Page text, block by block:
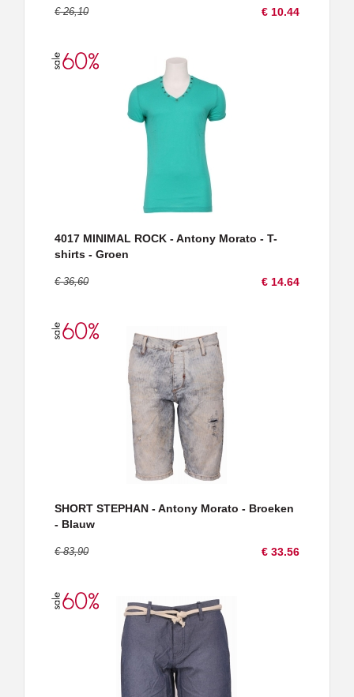
€ 26,10 € 10.44
4017 MINIMAL ROCK - Antony Morato - T-
shirts - Groen
€ 36,60 € 14.64
SHORT STEPHAN - Antony Morato - Broeken
- Blauw
€ 83,90 € 33.56